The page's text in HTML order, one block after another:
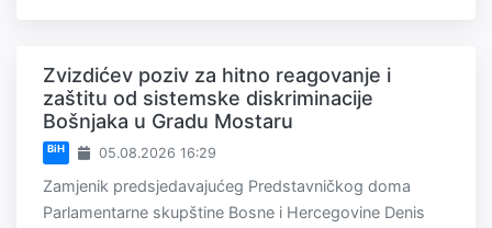
Zvizdićev poziv za hitno reagovanje i
zaštitu od sistemske diskriminacije
Bošnjaka u Gradu Mostaru
BiH 05.08.2026 16:29
Zamjenik predsjedavajućeg Predstavničkog doma
Parlamentarne skupštine Bosne i Hercegovine Denis